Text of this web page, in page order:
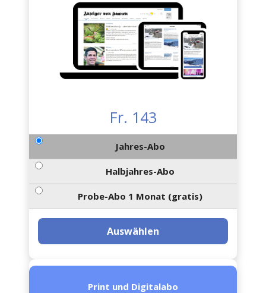
Fr. 143
Jahres-Abo
Halbjahres-Abo
Probe-Abo 1 Monat (gratis)
Auswählen
Print und Digitalabo